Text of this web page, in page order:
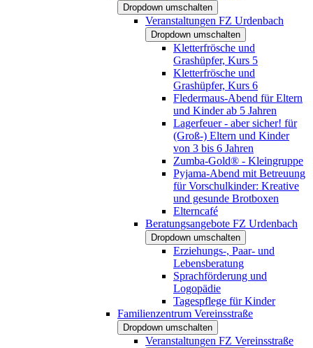
Dropdown umschalten
Veranstaltungen FZ Urdenbach
Dropdown umschalten
Kletterfrösche und
Grashüpfer, Kurs 5
Kletterfrösche und
Grashüpfer, Kurs 6
Fledermaus-Abend für Eltern
und Kinder ab 5 Jahren
Lagerfeuer - aber sicher! für
(Groß-) Eltern und Kinder
von 3 bis 6 Jahren
Zumba-Gold® - Kleingruppe
Pyjama-Abend mit Betreuung
für Vorschulkinder: Kreative
und gesunde Brotboxen
Elterncafé
Beratungsangebote FZ Urdenbach
Dropdown umschalten
Erziehungs-, Paar- und
Lebensberatung
Sprachförderung und
Logopädie
Tagespflege für Kinder
Familienzentrum Vereinsstraße
Dropdown umschalten
Veranstaltungen FZ Vereinsstraße